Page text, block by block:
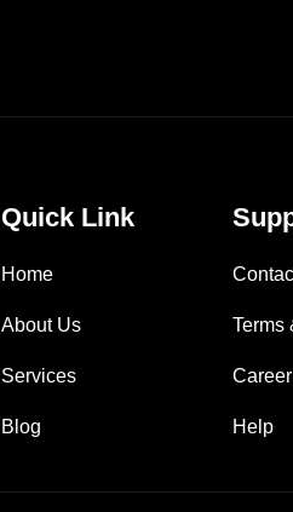
Quick Link
Home
About Us
Services
Blog
Terms
Career
Help